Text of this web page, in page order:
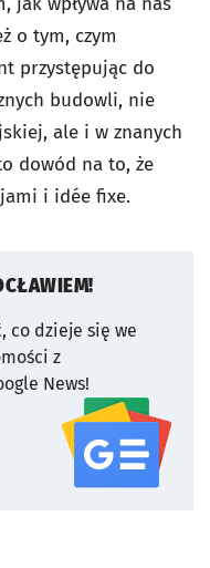
o tym, czym
przystępując do
budowli, nie
ale i w znanych
dowód na to, że
i idée fixe.
co dzieje się we
z
News!
serwisu